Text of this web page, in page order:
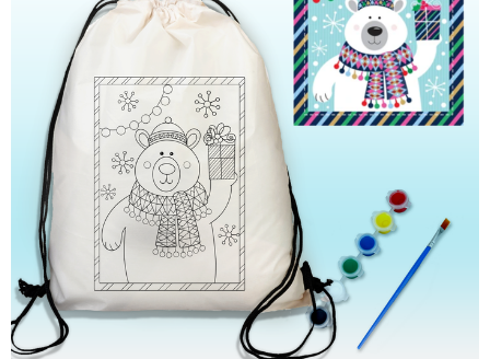
Футболки-раскраски на 14 февраля